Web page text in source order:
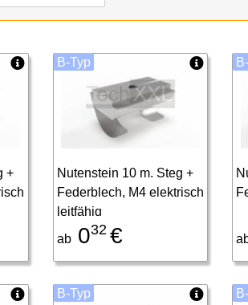
+
Nutenstein 10 m. Steg +
Federblech, M4 elektrisch
leitfähig
ab032 €
B-Typ
B-Typ